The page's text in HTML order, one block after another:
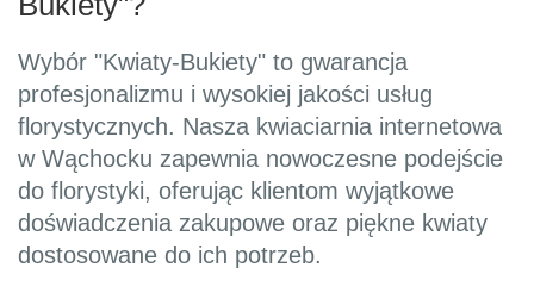
Wybór "Kwiaty-Bukiety" to gwarancja
profesjonalizmu i wysokiej jakości usług
florystycznych. Nasza kwiaciarnia internetowa
w Wąchocku zapewnia nowoczesne podejście
do florystyki, oferując klientom wyjątkowe
doświadczenia zakupowe oraz piękne kwiaty
dostosowane do ich potrzeb.